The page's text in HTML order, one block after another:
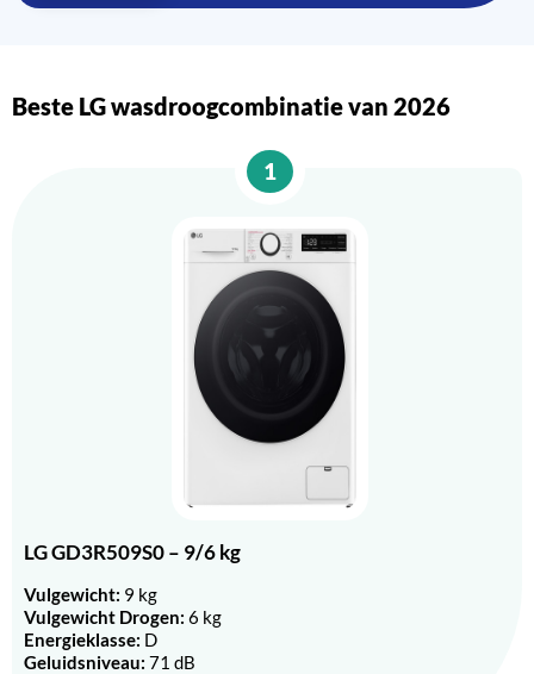
Beste LG wasdroogcombinatie van 2026
1
LG GD3R509S0 – 9/6 kg
Vulgewicht: 9 kg
Vulgewicht Drogen: 6 kg
Energieklasse: D
Geluidsniveau: 71 dB